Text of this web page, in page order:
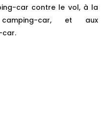
car contre le vol, à la
camping-car, et aux
car.